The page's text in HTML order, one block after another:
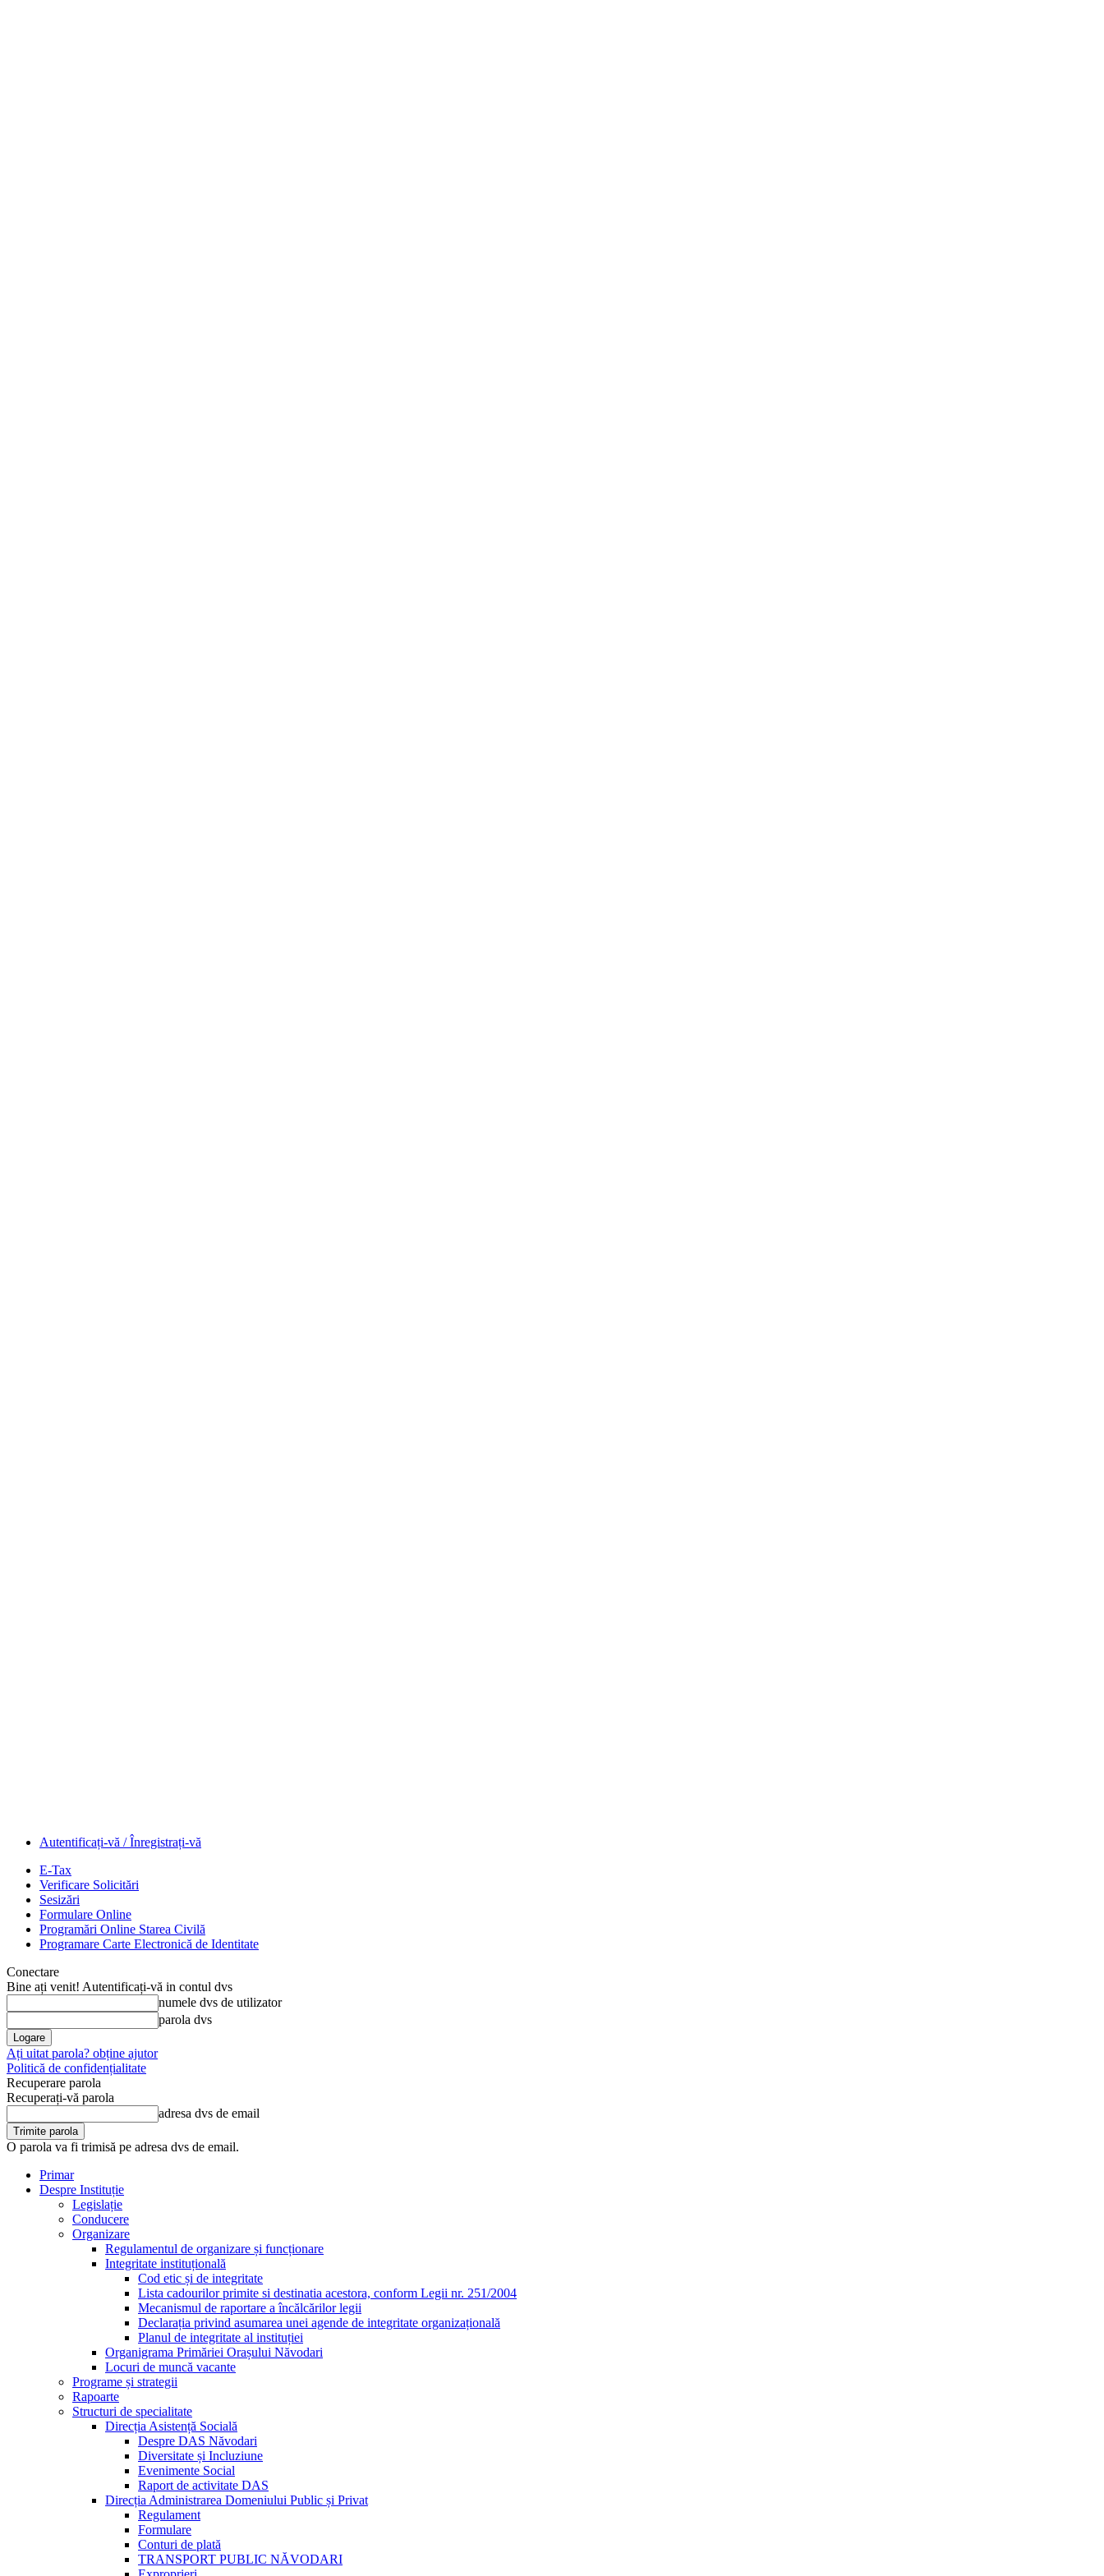
Autentificați-vă / Înregistrați-vă
E-Tax
Verificare Solicitări
Sesizări
Formulare Online
Programări Online Starea Civilă
Programare Carte Electronică de Identitate
Conectare
Bine ați venit! Autentificați-vă in contul dvs
numele dvs de utilizator
parola dvs
Ați uitat parola? obține ajutor
Politică de confidențialitate
Recuperare parola
Recuperați-vă parola
adresa dvs de email
O parola va fi trimisă pe adresa dvs de email.
Primar
Despre Instituție
Legislație
Conducere
Organizare
Regulamentul de organizare și funcționare
Integritate instituțională
Cod etic și de integritate
Lista cadourilor primite si destinatia acestora, conform Legii nr. 251/2004
Mecanismul de raportare a încălcărilor legii
Declarația privind asumarea unei agende de integritate organizațională
Planul de integritate al instituției
Organigrama Primăriei Orașului Năvodari
Locuri de muncă vacante
Programe și strategii
Rapoarte
Structuri de specialitate
Direcția Asistență Socială
Despre DAS Năvodari
Diversitate și Incluziune
Evenimente Social
Raport de activitate DAS
Direcția Administrarea Domeniului Public și Privat
Regulament
Formulare
Conturi de plată
TRANSPORT PUBLIC NĂVODARI